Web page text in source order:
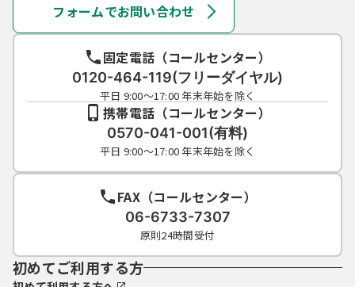
フォームでお問い合わせ
固定電話（コールセンター）
0120-464-119(フリーダイヤル)
平日 9:00～17:00 年末年始を除く
携帯電話（コールセンター）
0570-041-001(有料)
平日 9:00～17:00 年末年始を除く
FAX（コールセンター）
06-6733-7307
原則24時間受付
初めてご利用する方